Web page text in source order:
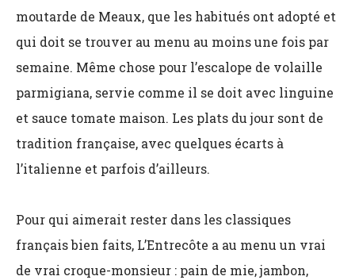
moutarde de Meaux, que les habitués ont adopté et
qui doit se trouver au menu au moins une fois par
semaine. Même chose pour l’escalope de volaille
parmigiana, servie comme il se doit avec linguine
et sauce tomate maison. Les plats du jour sont de
tradition française, avec quelques écarts à
l’italienne et parfois d’ailleurs.
Pour qui aimerait rester dans les classiques
français bien faits, L’Entrecôte a au menu un vrai
de vrai croque-monsieur : pain de mie, jambon,